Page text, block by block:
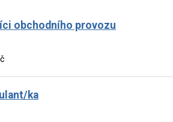
obchodního provozu
ka